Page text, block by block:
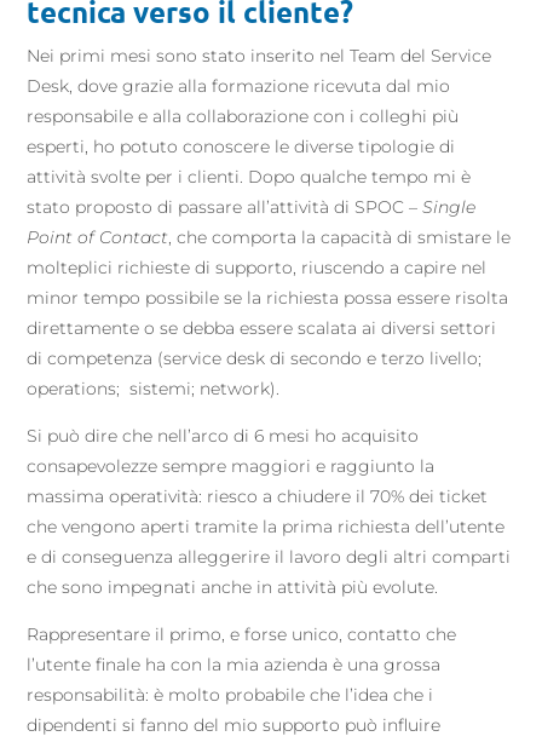
tecnica verso il cliente?
Nei primi mesi sono stato inserito nel Team del Service
Desk, dove grazie alla formazione ricevuta dal mio
responsabile e alla collaborazione con i colleghi più
esperti, ho potuto conoscere le diverse tipologie di
attività svolte per i clienti. Dopo qualche tempo mi è
stato proposto di passare all’attività di SPOC –Single
Point of Contact , che comporta la capacità di smistare le
molteplici richieste di supporto, riuscendo a capire nel
minor tempo possibile se la richiesta possa essere risolta
direttamente o se debba essere scalata ai diversi settori
di competenza (service desk di secondo e terzo livello;
operations; sistemi; network).
Si può dire che nell’arco di 6 mesi ho acquisito
consapevolezze sempre maggiori e raggiunto la
massima operatività: riesco a chiudere il 70% dei ticket
che vengono aperti tramite la prima richiesta dell’utente
e di conseguenza alleggerire il lavoro degli altri comparti
che sono impegnati anche in attività più evolute.
Rappresentare il primo, e forse unico, contatto che
l’utente finale ha con la mia azienda è una grossa
responsabilità: è molto probabile che l’idea che i
dipendenti si fanno del mio supporto può influire